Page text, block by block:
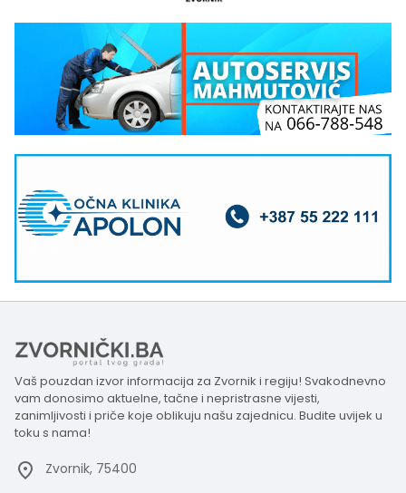
Vaš pouzdan izvor informacija za Zvornik i regiju! Svakodnevno
vam donosimo aktuelne, tačne i nepristrasne vijesti,
zanimljivosti i priče koje oblikuju našu zajednicu. Budite uvijek u
toku s nama!
Zvornik, 75400